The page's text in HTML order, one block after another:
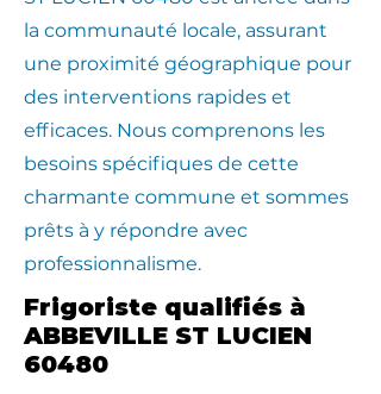
la communauté locale, assurant
une proximité géographique pour
des interventions rapides et
efficaces. Nous comprenons les
besoins spécifiques de cette
charmante commune et sommes
prêts à y répondre avec
professionnalisme.
Frigoriste qualifiés à
ABBEVILLE ST LUCIEN
60480